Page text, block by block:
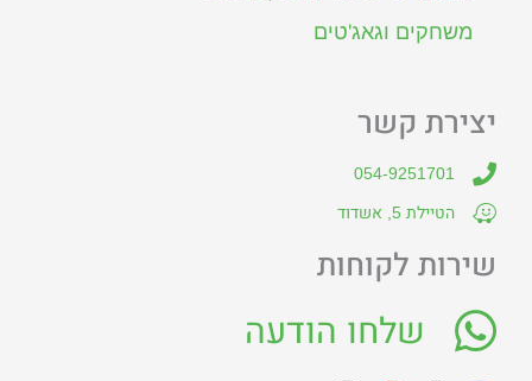
משחקים וגאג'טים
יצירת קשר
054-9251701
הטיילת 5, אשדוד
שירות לקוחות
שלחו הודעה